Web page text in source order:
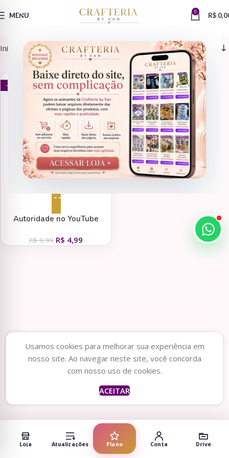
MENU 0 R$
Início Produtos marcados com a tag “SEO para vídeos”
E-BOOKS
- 50%
Adicionar ao carrinho
Autoridade no YouTube
R$9,99 R$ 4,99
Usamos cookies para melhorar sua experiência em
nosso site. Ao navegar neste site, você concorda
com nosso uso de cookies.
ACEITAR
Loja Atualizações Plano Conta Drive